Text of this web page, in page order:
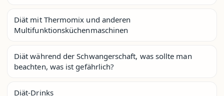
Diät mit Thermomix und anderen
Multifunktionsküchenmaschinen
Diät während der Schwangerschaft, was sollte man
beachten, was ist gefährlich?
Diät-Drinks